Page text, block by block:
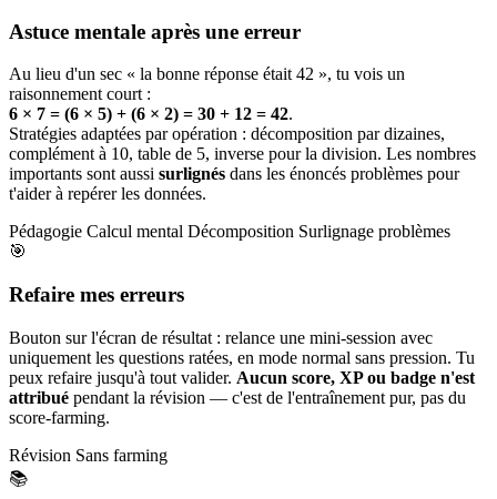
Astuce mentale après une erreur
Au lieu d'un sec « la bonne réponse était 42 », tu vois un
raisonnement court :
6 × 7 = (6 × 5) + (6 × 2) = 30 + 12 = 42.
Stratégies adaptées par opération : décomposition par dizaines,
complément à 10, table de 5, inverse pour la division. Les nombres
importants sont aussi surlignés dans les énoncés problèmes pour
t'aider à repérer les données.
Pédagogie Calcul mental Décomposition Surlignage problèmes
🎯
Refaire mes erreurs
Bouton sur l'écran de résultat : relance une mini-session avec
uniquement les questions ratées, en mode normal sans pression. Tu
peux refaire jusqu'à tout valider. Aucun score, XP ou badge n'est
attribué pendant la révision — c'est de l'entraînement pur, pas du
score-farming.
Révision Sans farming
📚